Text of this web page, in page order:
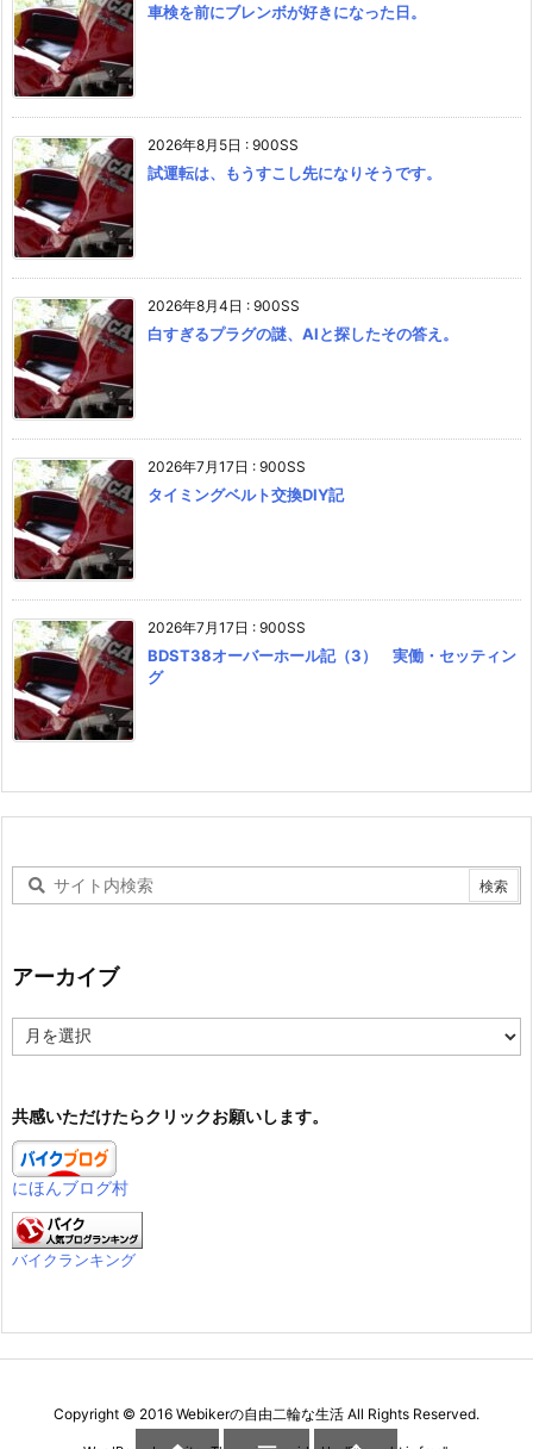
車検を前にブレンボが好きになった日。
2026年8月5日 : 900SS
試運転は、もうすこし先になりそうです。
2026年8月4日 : 900SS
白すぎるプラグの謎、AIと探したその答え。
2026年7月17日 : 900SS
タイミングベルト交換DIY記
2026年7月17日 : 900SS
BDST38オーバーホール記（3） 実働・セッティン
グ
アーカイブ
ー
ブ
共感いただけたらクリックお願いします。
にほんブログ村
バイクランキング
Copyright © 2016 Webikerの自由二輪な生活 All Rights Reserved.